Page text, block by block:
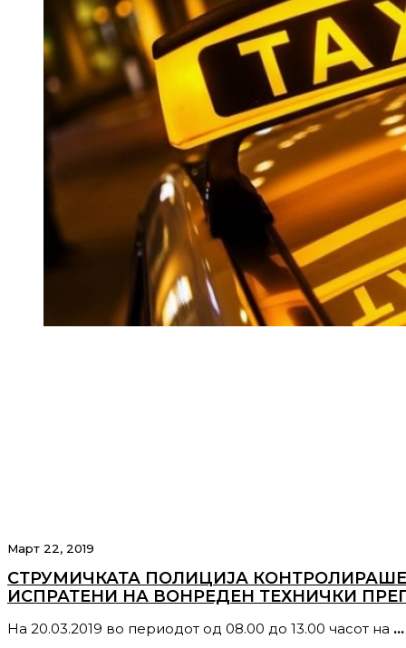
Март 22, 2019
СТРУМИЧКАТА ПОЛИЦИЈА
ИСПРАТЕНИ НА ВОНРЕДЕН ТЕХНИЧКИ
На 20.03.2019 во периодот од 08.00 до 13.00 часот на …